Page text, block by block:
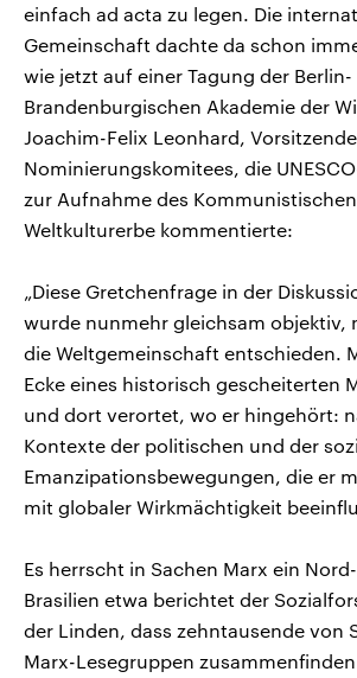
einfach ad acta zu legen. Die
Gemeinschaft dachte da schon
wie jetzt auf einer Tagung der Berlin-
Brandenburgischen Akademie der
Joachim-Felix Leonhard,
Nominierungskomitees, die
zur Aufnahme des
Weltkulturerbe kommentierte:
„Diese Gretchenfrage in der
wurde nunmehr gleichsam objektiv,
die Weltgemeinschaft entschieden.
Ecke eines historisch gescheiterten
und dort verortet, wo er hingehört:
Kontexte der politischen und der
Emanzipationsbewegungen, die er
mit globaler Wirkmächtigkeit
Es herrscht in Sachen Marx ein
Brasilien etwa berichtet der
der Linden, dass zehntausende von
Marx-Lesegruppen